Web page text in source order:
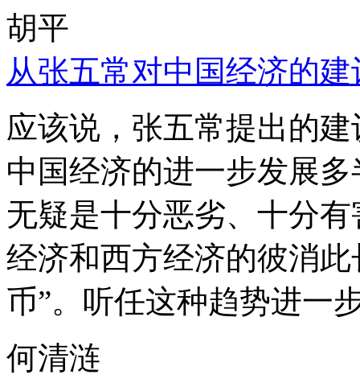
胡平
从张五常对中国经济的
应该说，张五常提出的
中国经济的进一步发展
无疑是十分恶劣、十分
经济和西方经济的彼消
币”。听任这种趋势进一
何清涟